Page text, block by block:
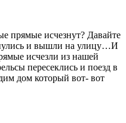
прямые исчезнут? Давайте
и вышли на улицу…И
исчезли из нашей
пересеклись и поезд в
дом который вот- вот